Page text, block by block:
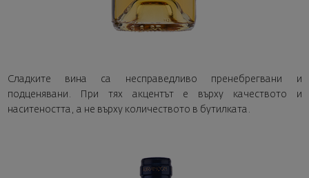
Сладките вина са несправедливо пренебрегвани и
подценявани. При тях акцентът е върху качеството и
наситеността, а не върху количеството в бутилката.